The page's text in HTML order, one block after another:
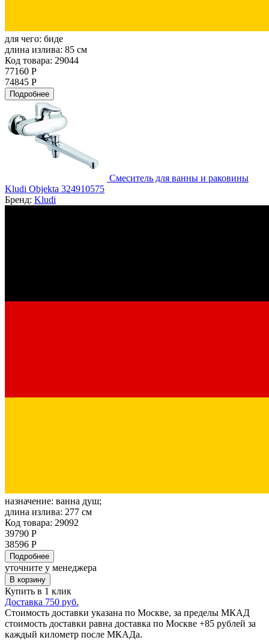
для чего: биде
длина излива: 85 см
Код товара: 29044
77160 Р
74845 Р
Подробнее
Смеситель для ванны и раковины
Kludi Objekta 324910575
Бренд: Kludi
назначение: ванна душ;
длина излива: 277 см
Код товара: 29092
39790 Р
38596 Р
Подробнее
уточните у менеджера
В корзину
Купить в 1 клик
Доставка 750 руб.
Стоимость доставки указана по Москве, за пределы МКАД
стоимость доставки равна доставка по Москве +85 рублей за
каждый километр после МКАДа.